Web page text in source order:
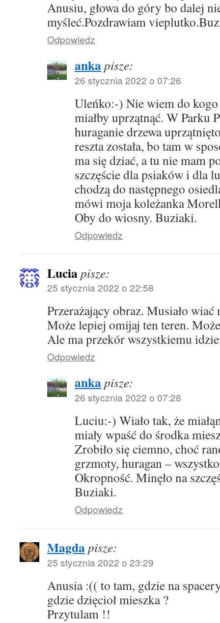
Anusiu, głowa do góry bo dalej
myśleć.Pozdrawiam
Odpowiedz
ankapisze:
26 stycznia 2022 o 07:26
Uleńko:-) Nie wiem do
miałby uprzątnąć. W Parku
huraganie drzewa
reszta została, bo tam w
ma się dziać, a tu nie mam
szczęście dla psiaków i dla
chodzą do następnego
mówi moja koleżanka
Oby do wiosny. Buziaki.
Odpowiedz
Luciapisze:
25 stycznia 2022 o 22:58
Przerażający obraz. Musiało wiać
Może lepiej omijaj ten teren.
Ale ma przekór wszystkiemu
Odpowiedz
ankapisze:
26 stycznia 2022 o 07:28
Luciu:-) Wiało tak, że
miały wpaść do środka
Zrobiło się ciemno, choć
grzmoty, huragan –
Okropność. Minęło na
Buziaki.
Odpowiedz
Magdapisze:
25 stycznia 2022 o 23:29
Anusia :(( to tam, gdzie na
gdzie dzięcioł mieszka ?
Przytulam !!